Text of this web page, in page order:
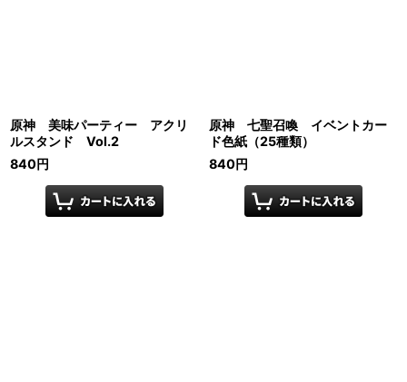
原神 美味パーティー アクリ
ルスタンド Vol.2
840円
原神 七聖召喚 イベントカー
ド色紙（25種類）
840円